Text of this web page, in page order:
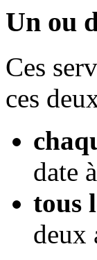
Un ou
Ces
ces
date
tous
deux